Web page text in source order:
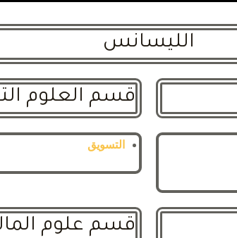
الليسانس
قسم العلوم
التسويق
قسم علوم